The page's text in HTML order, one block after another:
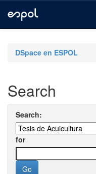
navigationDSpace en ESPOL
Search
Search:
for